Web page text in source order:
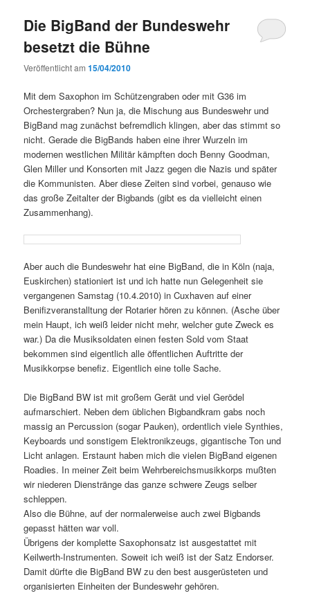
Die BigBand der Bundeswehr
besetzt die Bühne
Veröffentlicht am15/04/2010
Mit dem Saxophon im Schützengraben oder mit G36 im
Orchestergraben? Nun ja, die Mischung aus Bundeswehr und
BigBand mag zunächst befremdlich klingen, aber das stimmt so
nicht. Gerade die BigBands haben eine ihrer Wurzeln im
modernen westlichen Militär kämpften doch Benny Goodman,
Glen Miller und Konsorten mit Jazz gegen die Nazis und später
die Kommunisten. Aber diese Zeiten sind vorbei, genauso wie
das große Zeitalter der Bigbands (gibt es da vielleicht einen
Zusammenhang).
Aber auch die Bundeswehr hat eine BigBand, die in Köln (naja,
Euskirchen) stationiert ist und ich hatte nun Gelegenheit sie
vergangenen Samstag (10.4.2010) in Cuxhaven auf einer
Benifizveranstalltung der Rotarier hören zu können. (Asche über
mein Haupt, ich weiß leider nicht mehr, welcher gute Zweck es
war.) Da die Musiksoldaten einen festen Sold vom Staat
bekommen sind eigentlich alle öffentlichen Auftritte der
Musikkorpse benefiz. Eigentlich eine tolle Sache.
Die BigBand BW ist mit großem Gerät und viel Gerödel
aufmarschiert. Neben dem üblichen Bigbandkram gabs noch
massig an Percussion (sogar Pauken), ordentlich viele Synthies,
Keyboards und sonstigem Elektronikzeugs, gigantische Ton und
Licht anlagen. Erstaunt haben mich die vielen BigBand eigenen
Roadies. In meiner Zeit beim Wehrbereichsmusikkorps mußten
wir niederen Dienstränge das ganze schwere Zeugs selber
schleppen.
Also die Bühne, auf der normalerweise auch zwei Bigbands
gepasst hätten war voll.
Übrigens der komplette Saxophonsatz ist ausgestattet mit
Keilwerth-Instrumenten. Soweit ich weiß ist der Satz Endorser.
Damit dürfte die BigBand BW zu den best ausgerüsteten und
organisierten Einheiten der Bundeswehr gehören.